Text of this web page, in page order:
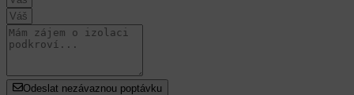
Odeslat nezávaznou poptávku